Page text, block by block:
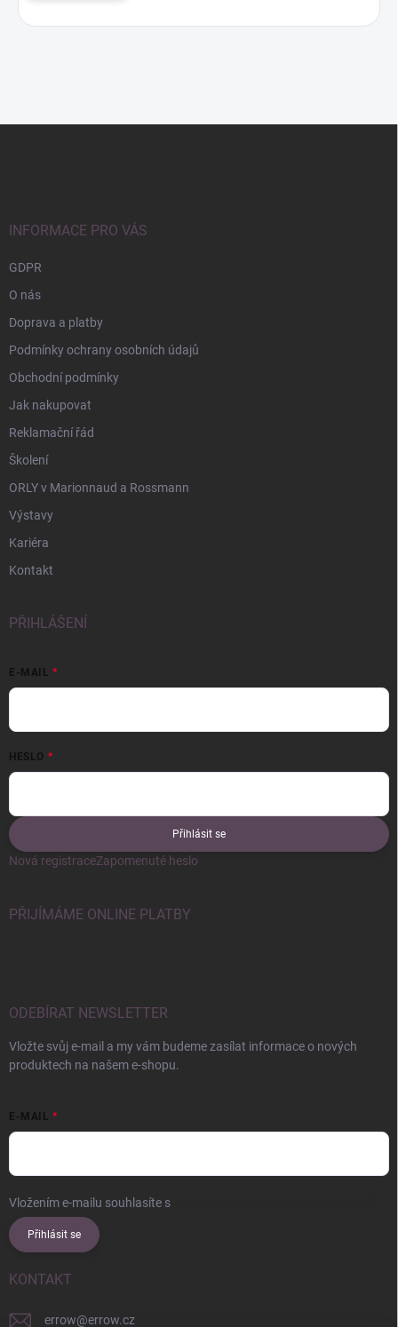
INFORMACE PRO VÁS
GDPR
O nás
Doprava a platby
Podmínky ochrany osobních údajů
Obchodní podmínky
Jak nakupovat
Reklamační řád
Školení
ORLY v Marionnaud a Rossmann
Výstavy
Kariéra
Kontakt
PŘIHLÁŠENÍ
E-MAIL
HESLO
Přihlásit se
Nová registraceZapomenuté heslo
PŘIJÍMÁME ONLINE PLATBY
ODEBÍRAT NEWSLETTER
Vložte svůj e-mail a my vám budeme zasílat informace o nových
produktech na našem e-shopu.
E-MAIL
Vložením e-mailu souhlasíte s
Přihlásit se
KONTAKT
errow@errow.cz